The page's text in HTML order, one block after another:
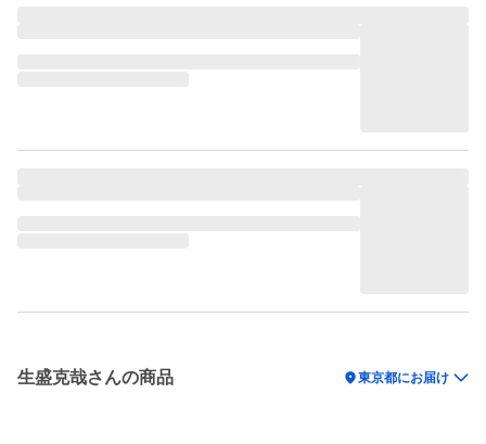
生盛克哉さんの商品 location_on東京都にお届け